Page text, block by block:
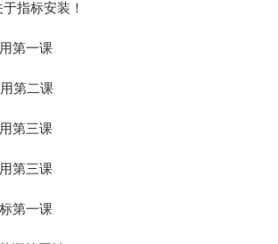
指标安装！
第一课
第二课
第三课
第三课
第一课